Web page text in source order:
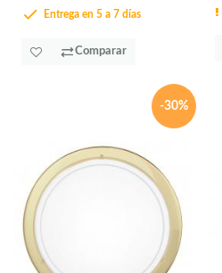
Entrega en 5 a 7 días
Comparar
-30%